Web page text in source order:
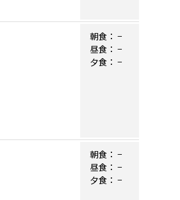
朝食： −
昼食： −
夕食： −
朝食： −
昼食： −
夕食： −